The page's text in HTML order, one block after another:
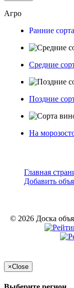
Агро
Ранние
Средние
Поздние
На
Главная
Добавить
© 2026 Доска
×Close